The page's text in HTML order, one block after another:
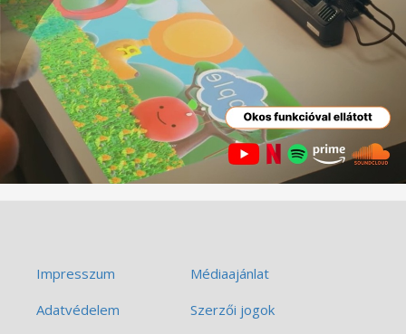
Impresszum
Médiaajánlat
Adatvédelem
Szerzői jogok